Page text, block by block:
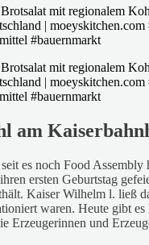
am
es noch Food
ersten Geburtstag
Kaiser Wilhelm l. ließ
waren. Heute gibt
Erzeugerinnen und